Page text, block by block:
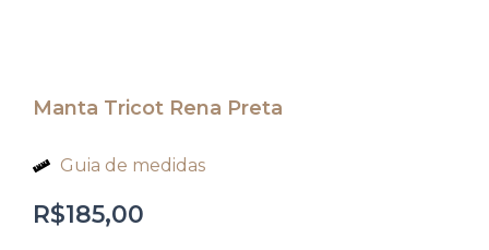
Manta Tricot Rena Preta
Guia de medidas
R$185,00